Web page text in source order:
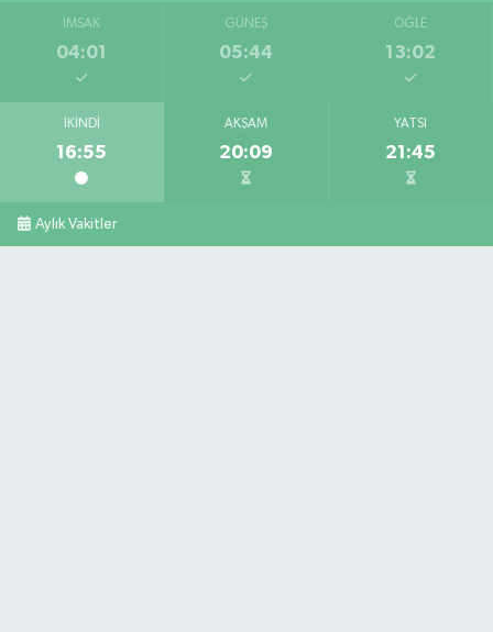
İMSAK
04:01
GÜNEŞ
05:44
ÖĞLE
13:02
İKINDI
16:55
AKŞAM
20:09
YATSI
21:45
Aylık Vakitler